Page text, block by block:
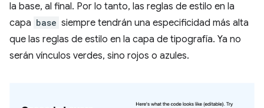
la base, al final. Por lo tanto, las reglas de estilo en la
capa base siempre tendrán una especificidad más alta
que las reglas de estilo en la capa de tipografía. Ya no
serán vínculos verdes, sino rojos o azules.